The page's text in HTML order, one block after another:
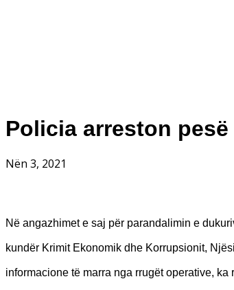
Policia arreston
Nën 3, 2021
Në angazhimet e saj për parandalimin e
kundër Krimit Ekonomik dhe Korrupsionit,
informacione të marra nga rrugët operative,